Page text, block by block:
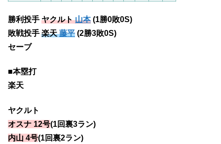
勝利投手 ヤクルト山本(1勝0敗0S)
敗戦投手 楽天藤平 (2勝3敗0S)
セーブ
■本塁打
楽天
ヤクルト
オスナ 12号(1回裏3ラン)
内山 4号(1回裏2ラン)